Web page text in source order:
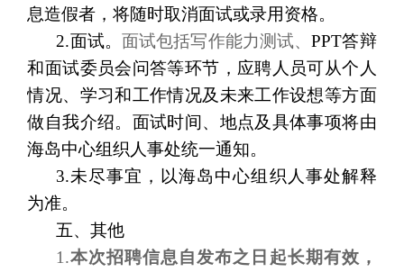
息造假者，将随时取消面试或录用资格。
2.面试。 面试包括写作能力测试、PPT答辩
和面试委员会问答等环节，应聘人员可从个人
情况、学习和工作情况及未来工作设想等方面
做自我介绍。面试时间、地点及具体事项将由
海岛中心组织人事处统一通知。
3.未尽事宜，以海岛中心组织人事处解释
为准。
五、其他
1.本次招聘信息自发布之日起长期有效，